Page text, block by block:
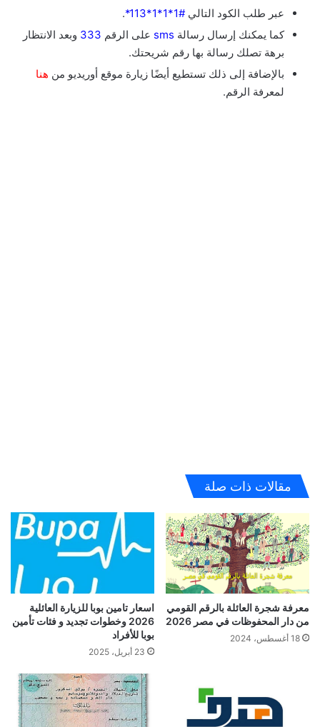
عبر طلب الكود التالي#1*1*1*113*
.
كما يمكنك إرسال رسالة sms على الرقم 333 وبعد الانتظار
برهة تصلك رسالة بها رقم شريحتك.
بالإضافة إلى ذلك تستطيع أيضًا زيارة موقع أوريديو من هنا
لمعرفة الرقم.
مقالات ذات صلة
معرفة شجرة العائلة بالرقم القومي
من دار المحفوظات في مصر 2026
18 أغسطس، 2024
اسعار تامين بوبا للزيارة العائلية
2026 وخطوات تجديد و فئات تأمين
بوبا للأفراد
23 أبريل، 2025